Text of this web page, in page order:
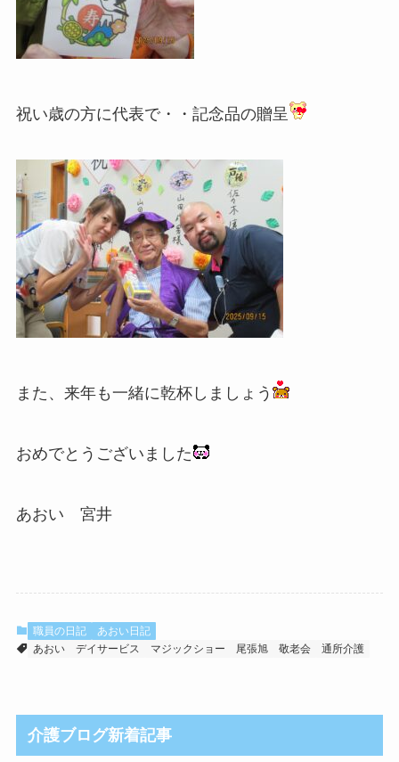
祝い歳の方に代表で・・記念品の贈呈
また、来年も一緒に乾杯しましょう
おめでとうございました
あおい 宮井
職員の日記
あおい日記
あおい
デイサービス マジックショー 尾張旭 敬老会 通所介護
介護ブログ新着記事